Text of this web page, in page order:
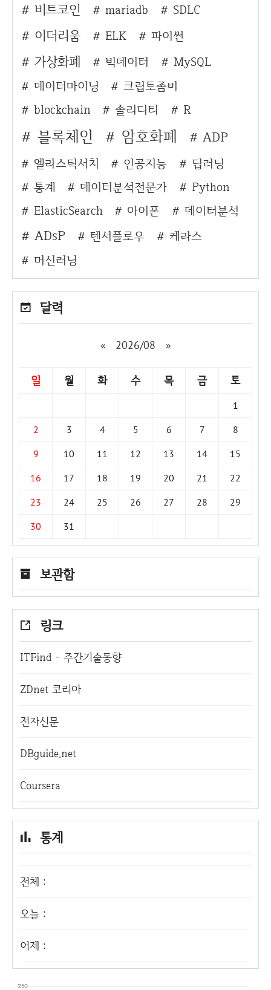
비트코인
mariadb SDLC
이더리움 ELK 파이썬
가상화폐 빅데이터
MySQL
데이터마이닝
크립토좀비
blockchain
솔리디티 R
블록체인 암호화폐 ADP
엘라스틱서치 인공지능
딥러닝
통계
데이터분석전문가
Python
ElasticSearch
아이폰 데이터분석
ADsP 텐서플로우
케라스
머신러닝
달력
« 2026/08 »
일 월 화 수 목 금 토
1
2
3 4 5 6 7
8
9
10 11 12 13 14
15
16
17 18 19 20 21
22
23
24 25 26 27 28
29
30
31
보관함
링크
ITFind - 주간기술동향
ZDnet 코리아
전자신문
DBguide.net
Coursera
통계
전체 :
오늘 :
어제 :